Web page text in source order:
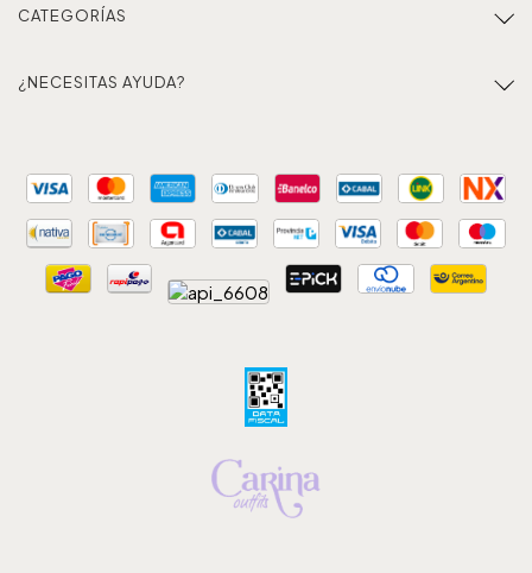
CATEGORÍAS
¿NECESITAS AYUDA?